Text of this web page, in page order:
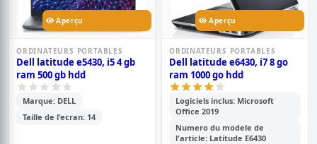
Aperçu
ORDINATEURS PORTABLES
Dell latitude e5430, i5 4 gb
ram 500 gb hdd
Marque: DELL
Taille de l'ecran: 14
Aperçu
ORDINATEURS PORTABLES
Dell latitude e6430, i7 8 go
ram 1000 go hdd
Logiciels inclus: Microsoft
Office 2019
Numero du modele de
l'article: Latitude E6430